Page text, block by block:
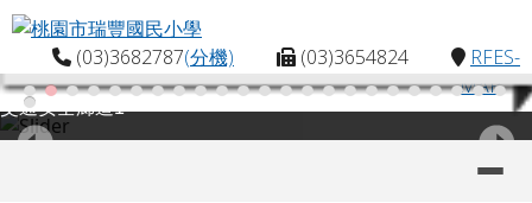
跳至主內容區
桃園市瑞豐國民小學
(03)3682787(分機) (03)3654824
RFES-
MAP
交通安全廊道1